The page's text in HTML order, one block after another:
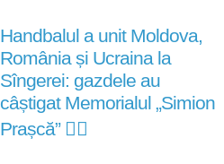
Handbalul a unit Moldova,
România și Ucraina la
Sîngerei: gazdele au
câștigat Memorialul „Simion
Prașcă” 🤾‍♂️